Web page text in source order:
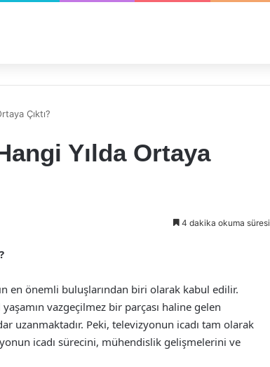
Çıktı?
Yılda Ortaya
4 dakika okuma süresi
en önemli buluşlarından biri olarak kabul edilir.
vazgeçilmez bir parçası haline gelen
uzanmaktadır. Peki, televizyonun icadı tam olarak
icadı sürecini, mühendislik gelişmelerini ve